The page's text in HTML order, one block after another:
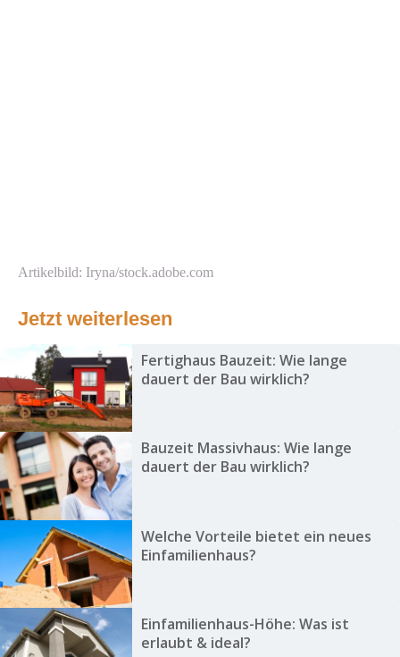
Artikelbild: Iryna/stock.adobe.com
Jetzt weiterlesen
Fertighaus Bauzeit: Wie lange
dauert der Bau wirklich?
Bauzeit Massivhaus: Wie lange
dauert der Bau wirklich?
Welche Vorteile bietet ein neues
Einfamilienhaus?
Einfamilienhaus-Höhe: Was ist
erlaubt & ideal?